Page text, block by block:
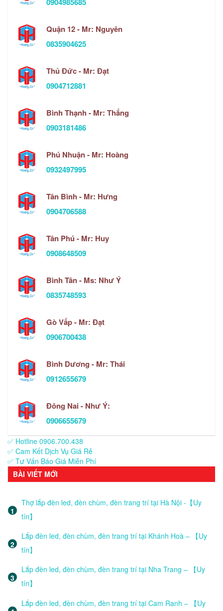
Quận 12 - Mr: Nguyên
0835904625
Thủ Đức - Mr: Đạt
0904712881
Bình Thạnh - Mr: Thắng
0903181486
Phú Nhuận - Mr: Hoàng
0932497995
Tân Bình - Mr: Hưng
0904706588
Tân Phú - Mr: Huy
0908648509
Bình Tân - Ms: Như Ý
0835748593
Gò Vấp - Mr: Đạt
0906700438
Bình Dương - Mr: Thái
0912655679
Đông Nai - Như Ý:
0906655679
✅ Hotline 0906.700.438
✅ Cam Kết Dịch Vụ Giá Rẻ
✅ Tư Vấn Báo Giá Miễn Phí
BÀI VIẾT MỚI
Thợ lắp đèn led, đèn chùm, đèn trang trí tại Hà Nội -【Uy
tín】
Lắp đèn led, đèn chùm, đèn trang trí tại Khánh Hoà – 【Uy
tín】
Lắp đèn led, đèn chùm, đèn trang trí tại Nha Trang – 【Uy
tín】
Lắp đèn led, đèn chùm, đèn trang trí tại Cam Ranh – 【Uy